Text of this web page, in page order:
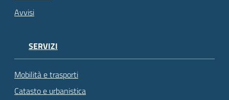
Avvisi
SERVIZI
Mobilità e trasporti
Catasto e urbanistica